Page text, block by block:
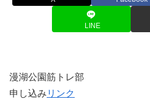
LINE
漫湖公園筋トレ部
申し込み リンク